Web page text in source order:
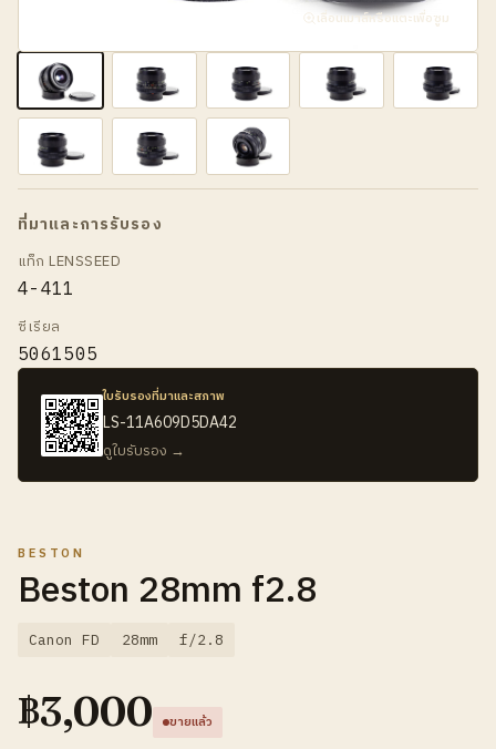
เลื่อนเมาส์หรือแตะเพื่อซูม
ที่มาและการรับรอง
แท็ก LENSSEED
4-411
ซีเรียล
5061505
ใบรับรองที่มาและสภาพ
LS-11A609D5DA42
ดูใบรับรอง →
BESTON
Beston 28mm f2.8
Canon FD 28mm f/2.8
฿3,000 ขายแล้ว